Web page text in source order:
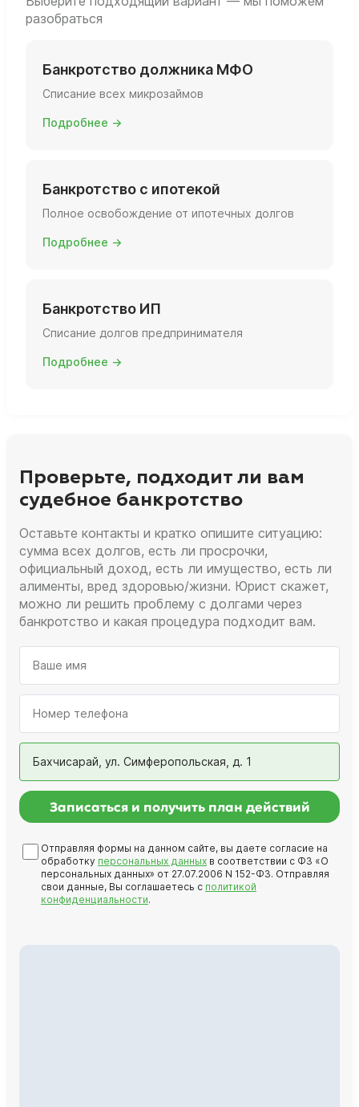
разобраться
Банкротство должника МФО
Списание всех микрозаймов
Подробнее →
Банкротство с ипотекой
Полное освобождение от ипотечных долгов
Подробнее →
Банкротство ИП
Списание долгов предпринимателя
Подробнее →
Проверьте, подходит ли вам
судебное банкротство
Оставьте контакты и кратко опишите ситуацию:
сумма всех долгов, есть ли просрочки,
официальный доход, есть ли имущество, есть ли
алименты, вред здоровью/жизни. Юрист скажет,
можно ли решить проблему с долгами через
банкротство и какая процедура подходит вам.
Бахчисарай, ул. Симферопольская, д. 1
Записаться и получить план действий
Отправляя формы на данном сайте, вы даете согласие на
обработку персональных данных в соответствии с ФЗ «О
персональных данных» от 27.07.2006 N 152-ФЗ. Отправляя
свои данные, Вы соглашаетесь с политикой
конфиденциальности.